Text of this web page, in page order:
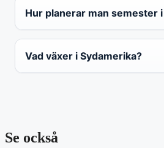
Hur planerar man semester
Vad växer i Sydamerika?
Se också